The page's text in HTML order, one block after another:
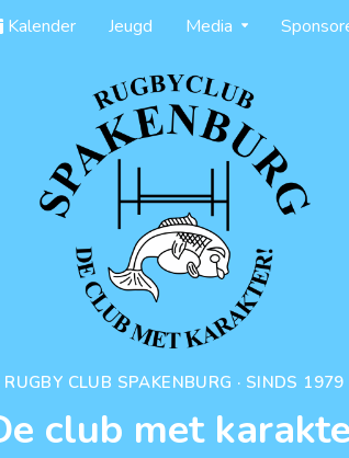
Kalender Jeugd Media
RUGBY CLUB SPAKENBURG · SINDS 1979
club met